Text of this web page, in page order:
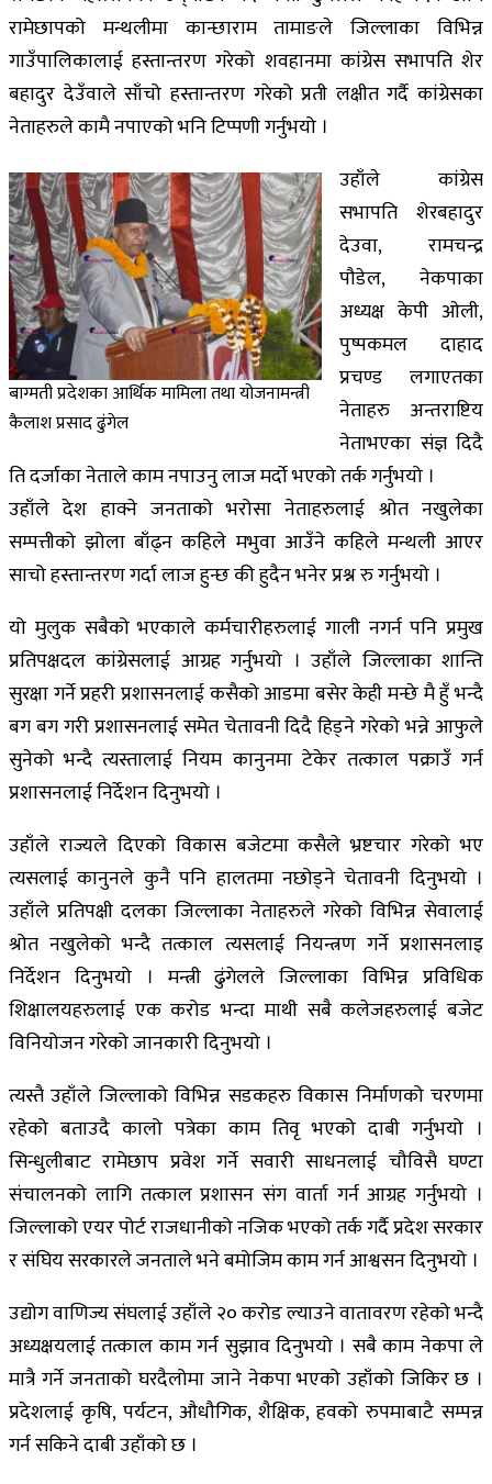
रामेछापको मन्थलीमा कान्छाराम तामाङले जिल्लाका विभिन्न
गाउँपालिकालाई हस्तान्तरण गरेको शवहानमा कांग्रेस सभापति शेर
बहादुर देउँवाले साँचो हस्तान्तरण गरेको प्रती लक्षीत गर्दै कांग्रेसका
नेताहरुले कामै नपाएको भनि टिप्पणी गर्नुभयो ।
बाग्मती प्रदेशका आर्थिक मामिला तथा योजनामन्त्री
कैलाश प्रसाद ढुंगेल
उहाँले कांग्रेस
सभापति शेरबहादुर
देउवा, रामचन्द्र
पौडेल, नेकपाका
अध्यक्ष केपी ओली,
पुष्पकमल दाहाद
प्रचण्ड लगाएतका
नेताहरु अन्तराष्टिय
नेताभएका संज्ञ दिदै
ति दर्जाका नेताले काम नपाउनु लाज मर्दाे भएको तर्क गर्नुभयो ।
उहाँले देश हाक्ने जनताको भरोसा नेताहरुलाई श्रोत नखुलेका
सम्पत्तीको झोला बाँढ्न कहिले मभुवा आउँने कहिले मन्थली आएर
साचो हस्तान्तरण गर्दा लाज हुन्छ की हुदैन भनेर प्रश्न रु गर्नुभयो ।
यो मुलुक सबैको भएकाले कर्मचारीहरुलाई गाली नगर्न पनि प्रमुख
प्रतिपक्षदल कांग्रेसलाई आग्रह गर्नुभयो । उहाँले जिल्लाका शान्ति
सुरक्षा गर्ने प्रहरी प्रशासनलाई कसैको आडमा बसेर केही मन्छे मै हुँ भन्दै
बग बग गरी प्रशासनलाई समेत चेतावनी दिदै हिड्ने गरेको भन्ने आफुले
सुनेको भन्दै त्यस्तालाई नियम कानुनमा टेकेर तत्काल पक्राउँ गर्न
प्रशासनलाई निर्देशन दिनुभयो ।
उहाँले राज्यले दिएको विकास बजेटमा कसैले भ्रष्टचार गरेको भए
त्यसलाई कानुनले कुनै पनि हालतमा नछोड्ने चेतावनी दिनुभयो ।
उहाँले प्रतिपक्षी दलका जिल्लाका नेताहरुले गरेको विभिन्न सेवालाई
श्रोत नखुलेको भन्दै तत्काल त्यसलाई नियन्त्रण गर्ने प्रशासनलाइ
निर्देशन दिनुभयो । मन्त्री ढुंगेलले जिल्लाका विभिन्न प्रविधिक
शिक्षालयहरुलाई एक करोड भन्दा माथी सबै कलेजहरुलाई बजेट
विनियोजन गरेको जानकारी दिनुभयो ।
त्यस्तै उहाँले जिल्लाको विभिन्न सडकहरु विकास निर्माणको चरणमा
रहेको बताउदै कालो पत्रेका काम तिवृ भएको दाबी गर्नुभयो ।
सिन्धुलीबाट रामेछाप प्रवेश गर्ने सवारी साधनलाई चौविसै घण्टा
संचालनको लागि तत्काल प्रशासन संग वार्ता गर्न आग्रह गर्नुभयो ।
जिल्लाको एयर पोर्ट राजधानीको नजिक भएको तर्क गर्दै प्रदेश सरकार
र संघिय सरकारले जनताले भने बमोजिम काम गर्न आश्वसन दिनुभयो ।
उद्योग वाणिज्य संघलाई उहाँले २० करोड ल्याउने वातावरण रहेको भन्दै
अध्यक्षयलाई तत्काल काम गर्न सुझाव दिनुभयो । सबै काम नेकपा ले
मात्रै गर्ने जनताको घरदैलोमा जाने नेकपा भएको उहाँको जिकिर छ ।
प्रदेशलाई कृषि, पर्यटन, औधौगिक, शैक्षिक, हवको रुपमाबाटै सम्पन्न
गर्न सकिने दाबी उहाँको छ ।